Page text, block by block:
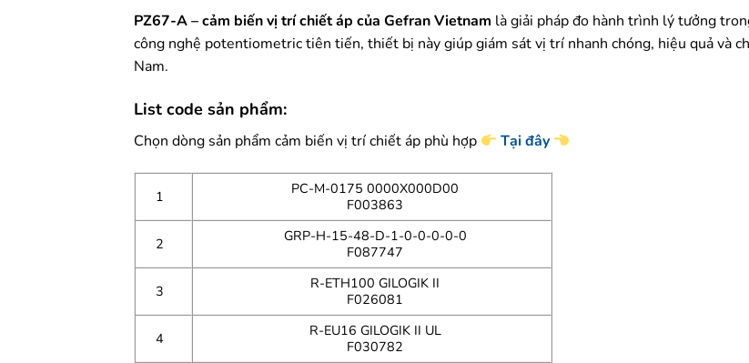
PZ67-A – cảm biến vị trí chiết áp của Gefran Vietnam là giải pháp đo hành trình lý tưởng
công nghệ potentiometric tiên tiến, thiết bị này giúp giám sát vị trí nhanh chóng, hiệu quả và
Nam.
List code sản phẩm:
Chọn dòng sản phẩm cảm biến vị trí chiết áp phù hợp Tại đây
1
PC-M-0175 0000X000D00
F003863
2
GRP-H-15-48-D-1-0-0-0-0-0
F087747
3
R-ETH100 GILOGIK II
F026081
4
R-EU16 GILOGIK II UL
F030782